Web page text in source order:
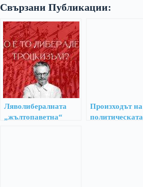
Свързани Публикации:
Ляволибералната
„жълтопаветна“
Произходът на
политическата